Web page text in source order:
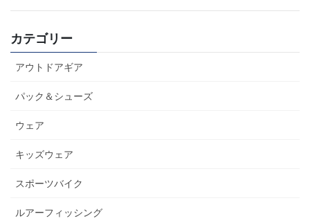
カテゴリー
アウトドアギア
パック＆シューズ
ウェア
キッズウェア
スポーツバイク
ルアーフィッシング